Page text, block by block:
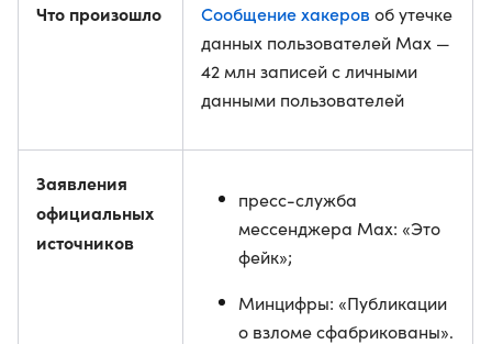
Что произошло Сообщение хакеров об утечке
данных пользователей Max —
42 млн записей с личными
данными пользователей
Заявления
официальных
источников
пресс-служба
мессенджера Max: «Это
фейк»;
Минцифры: «Публикации
о взломе сфабрикованы».